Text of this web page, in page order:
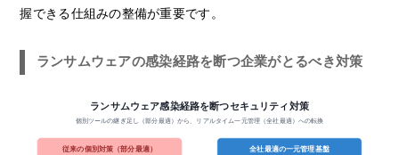
握できる仕組みの整備が重要です。
ランサムウェアの感染経路を断つ企業がとるべき対策
ランサムウェア感染経路を断つセキュリティ対策
個別ツールの継ぎ足し（部分最適）から、リアルタイム一元管理（全社最適）への転換
従来の個別対策（部分最適） 全社最適の一元管理基盤